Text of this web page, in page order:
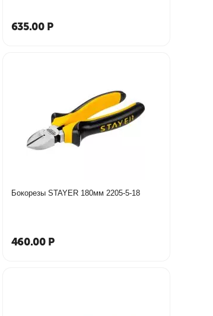
635.00 Р
Бокорезы STAYER 180мм 2205-5-18
460.00 Р